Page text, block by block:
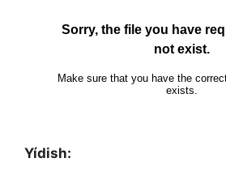
Yídish: